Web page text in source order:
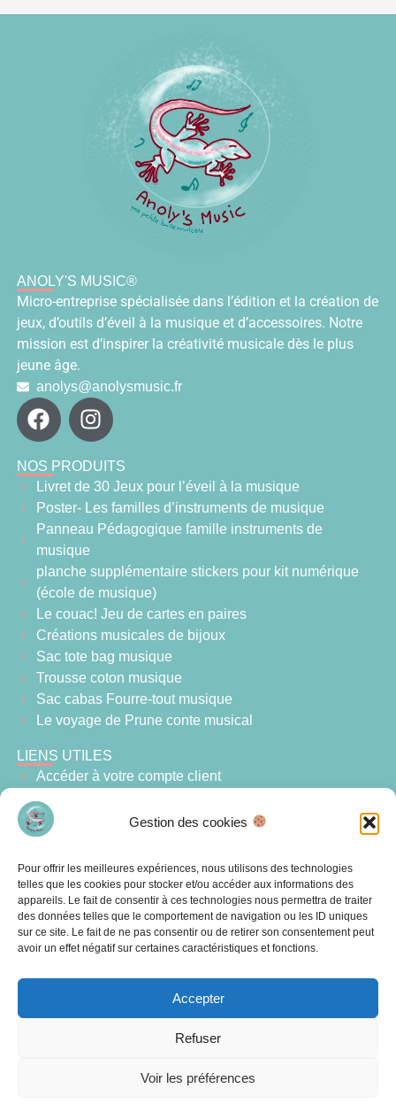
Gestion des cookies
Pour offrir les meilleures expériences, nous utilisons des technologies
telles que les cookies pour stocker et/ou accéder aux informations des
appareils. Le fait de consentir à ces technologies nous permettra de traiter
des données telles que le comportement de navigation ou les ID uniques
sur ce site. Le fait de ne pas consentir ou de retirer son consentement peut
avoir un effet négatif sur certaines caractéristiques et fonctions.
Accepter
Refuser
Voir les préférences
ANOLY'S MUSIC®
Micro-entreprise spécialisée dans l’édition et la création de
jeux, d’outils d’éveil à la musique et d’accessoires. Notre
mission est d’inspirer la créativité musicale dès le plus
jeune âge.
anolys@anolysmusic.fr
NOS PRODUITS
Livret de 30 Jeux pour l’éveil à la musique
Poster- Les familles d’instruments de musique
Panneau Pédagogique famille instruments de
musique
planche supplémentaire stickers pour kit numérique
(école de musique)
Le couac! Jeu de cartes en paires
Créations musicales de bijoux
Sac tote bag musique
Trousse coton musique
Sac cabas Fourre-tout musique
Le voyage de Prune conte musical
LIENS UTILES
Accéder à votre compte client
Mes ateliers d’éveil musical
Services
Contactez-nous
Blog
Conditions Générales de vente
NEWSLETTER
ANOLY’S MUSIC © tous droits réservés |